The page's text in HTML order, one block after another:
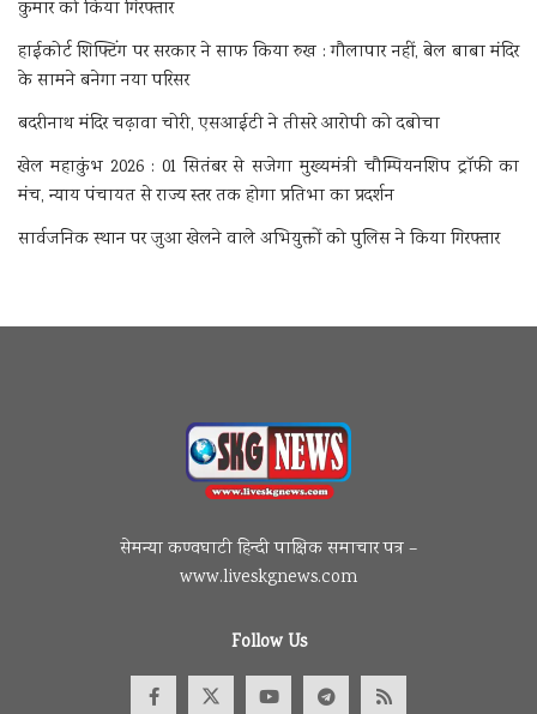
कुमार को किया गिरफ्तार
हाईकोर्ट शिफ्टिंग पर सरकार ने साफ किया रुख : गौलापार नहीं, बेल बाबा मंदिर
के सामने बनेगा नया परिसर
बदरीनाथ मंदिर चढ़ावा चोरी, एसआईटी ने तीसरे आरोपी को दबोचा
खेल महाकुंभ 2026 : 01 सितंबर से सजेगा मुख्यमंत्री चौम्पियनशिप ट्रॉफी का
मंच, न्याय पंचायत से राज्य स्तर तक होगा प्रतिभा का प्रदर्शन
सार्वजनिक स्थान पर जुआ खेलने वाले अभियुक्तों को पुलिस ने किया गिरफ्तार
सेमन्या कण्वघाटी हिन्दी पाक्षिक समाचार पत्र –
www.liveskgnews.com
Follow Us